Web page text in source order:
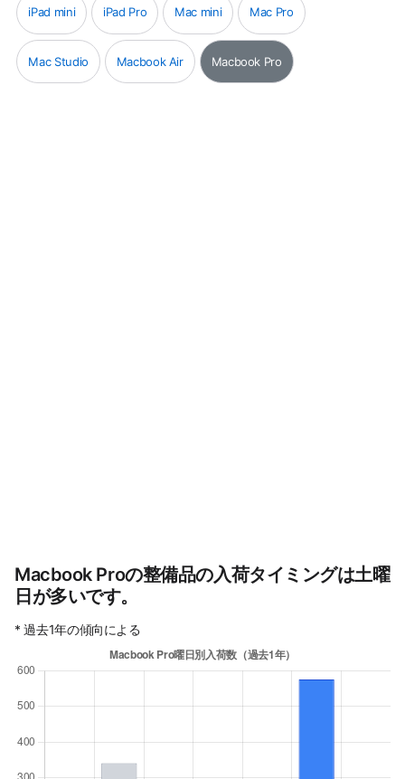
iPad mini iPad Pro Mac mini Mac Pro
Mac Studio Macbook Air Macbook Pro
Macbook Proの整備品の入荷タイミングは土曜
日が多いです。
* 過去1年の傾向による